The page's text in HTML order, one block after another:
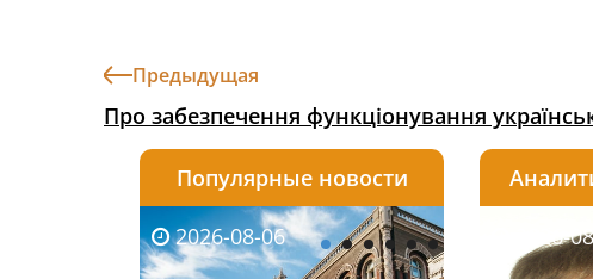
Предыдущая
Про забезпечення функціонування
Популярные новости
2026-08-06 2026-08-06
2026-08-03 2026-